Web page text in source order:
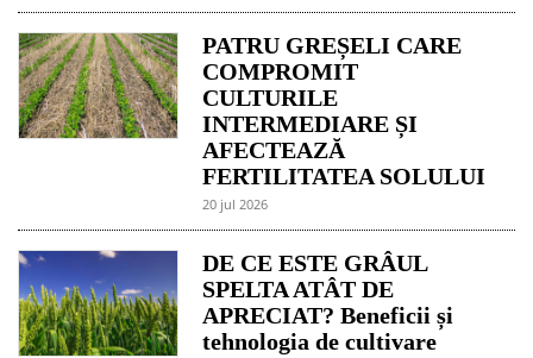
PATRU GREȘELI CARE
COMPROMIT
CULTURILE
INTERMEDIARE ȘI
AFECTEAZĂ
FERTILITATEA SOLULUI
20 jul 2026
DE CE ESTE GRÂUL
SPELTA ATÂT DE
APRECIAT? Beneficii și
tehnologia de cultivare